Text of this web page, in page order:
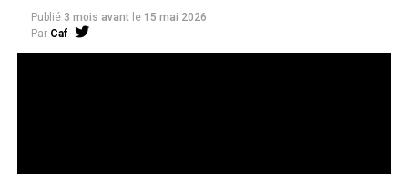
Publié 3 mois avant le 15 mai 2026
Par Caf